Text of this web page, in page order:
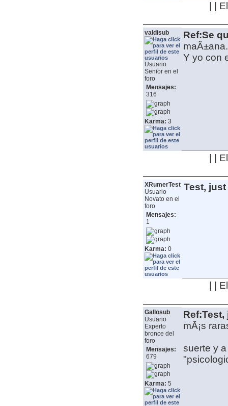
| |
valdisub
Usuario
Senior en el
foro
Mensajes:
316
Karma: 3
Ref:Se
maÃ±ana.
Y yo con
| |
XRumerTest
Usuario
Novato en el
foro
Mensajes:
1
Karma: 0
Test, just
| |
Gallosub
Usuario
Experto
bronce del
foro
Mensajes:
679
Karma: 5
Ref:Test,
mÃ¡s
suerte y